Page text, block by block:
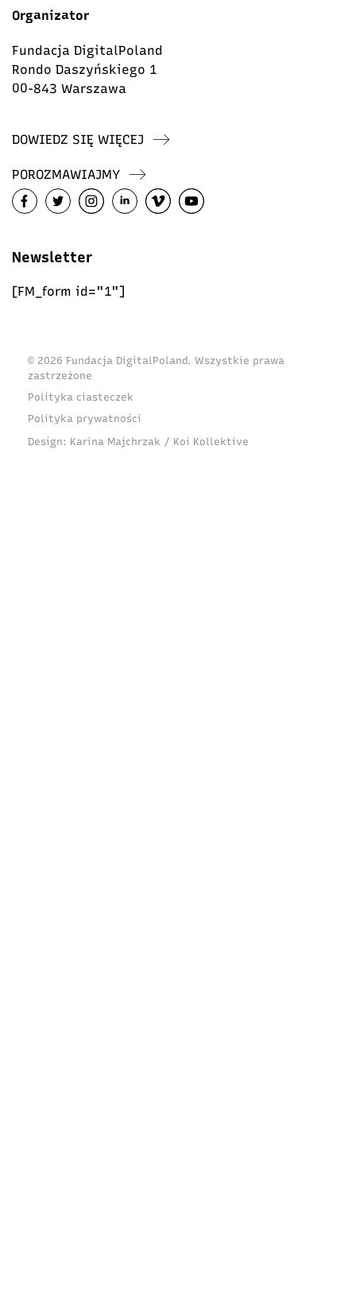
Organizator
Fundacja DigitalPoland
Rondo Daszyńskiego 1
00-843 Warszawa
DOWIEDZ SIĘ WIĘCEJ
POROZMAWIAJMY
Newsletter
[FM_form id="1"]
© 2026 Fundacja DigitalPoland. Wszystkie prawa
zastrzeżone
Polityka ciasteczek
Polityka prywatności
Design: Karina Majchrzak / Koi Kollektive